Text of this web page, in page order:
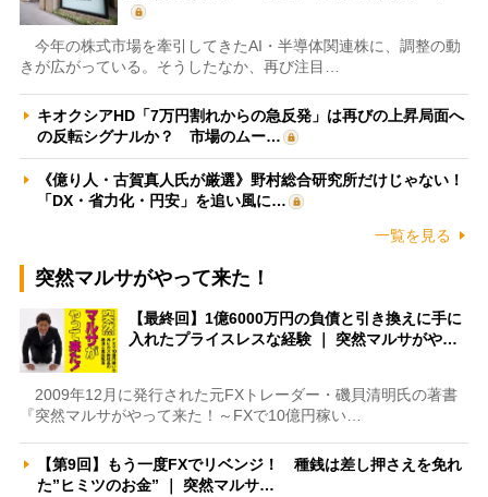
今年の株式市場を牽引してきたAI・半導体関連株に、調整の動
きが広がっている。そうしたなか、再び注目…
キオクシアHD「7万円割れからの急反発」は再びの上昇局面へ
の反転シグナルか？ 市場のムー…
《億り人・古賀真人氏が厳選》野村総合研究所だけじゃない！
「DX・省力化・円安」を追い風に…
一覧を見る
突然マルサがやって来た！
【最終回】1億6000万円の負債と引き換えに手に
入れたプライスレスな経験 ｜ 突然マルサがや…
2009年12月に発行された元FXトレーダー・磯貝清明氏の著書
『突然マルサがやって来た！～FXで10億円稼い…
【第9回】もう一度FXでリベンジ！ 種銭は差し押さえを免れ
た”ヒミツのお金” ｜ 突然マルサ…